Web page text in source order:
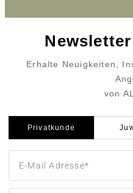
Erhalte Neuigkeiten,
von
Privatkunde